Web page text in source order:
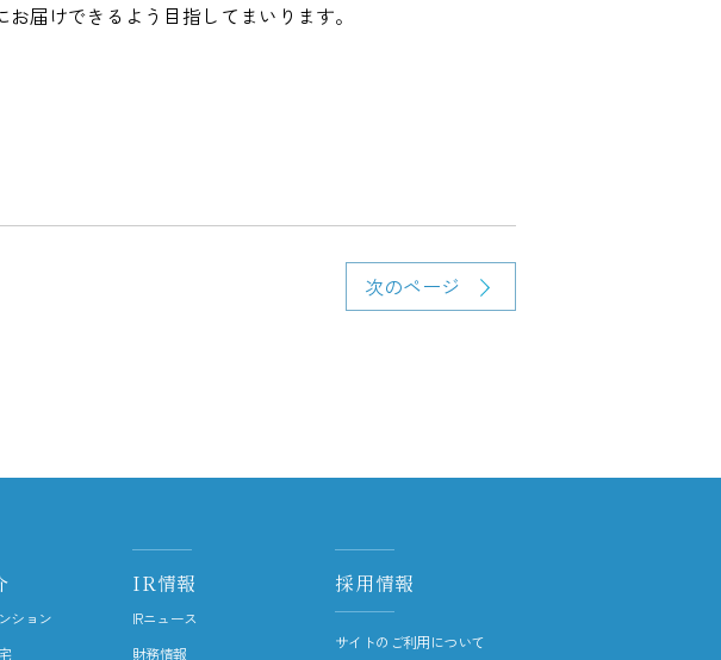
届けできるよう目指してまいります。
次のページ
ション
IR情報
IRニュース
財務情報
採用情報
サイトのご利用について